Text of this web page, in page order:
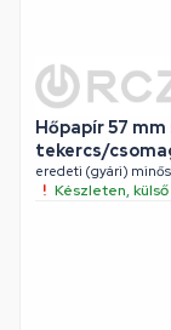
Hőpapír 57
tekercs/
eredeti (gyári)
Készleten,